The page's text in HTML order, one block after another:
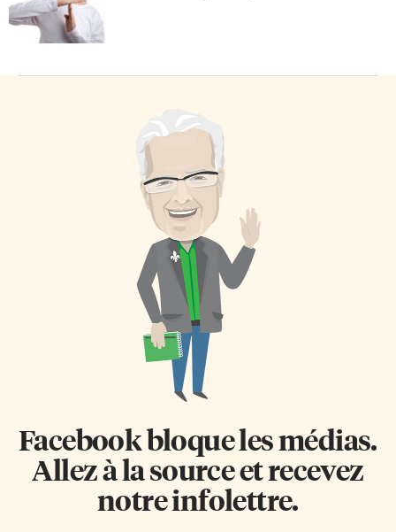
Facebook bloque les médias.
Allez à la source et recevez
notre infolettre.